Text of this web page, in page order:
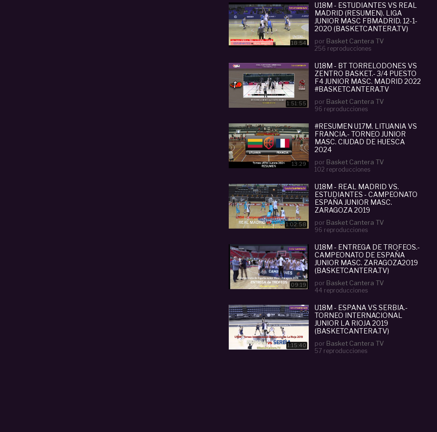
18:54
U18M - ESTUDIANTES VS REAL
MADRID (RESUMEN). LIGA
JUNIOR MASC FBMADRID. 12-1-
2020 (BASKETCANTERA.TV)
por Basket Cantera TV
256 reproducciones
1:51:55
U18M - BT TORRELODONES VS
ZENTRO BASKET.- 3/4 PUESTO
F4 JUNIOR MASC. MADRID 2022
#BASKETCANTERA.TV
por Basket Cantera TV
96 reproducciones
13:29
#RESUMEN U17M. LITUANIA VS
FRANCIA.- TORNEO JUNIOR
MASC. CIUDAD DE HUESCA
2024
por Basket Cantera TV
102 reproducciones
1:02:58
U18M - REAL MADRID VS.
ESTUDIANTES - CAMPEONATO
ESPAÑA JUNIOR MASC.
ZARAGOZA 2019
por Basket Cantera TV
96 reproducciones
09:19
U18M - ENTREGA DE TROFEOS.-
CAMPEONATO DE ESPAÑA
JUNIOR MASC. ZARAGOZA2019
(BASKETCANTERA.TV)
por Basket Cantera TV
44 reproducciones
1:15:40
U18M - ESPAÑA VS SERBIA.-
TORNEO INTERNACIONAL
JUNIOR LA RIOJA 2019
(BASKETCANTERA.TV)
por Basket Cantera TV
57 reproducciones